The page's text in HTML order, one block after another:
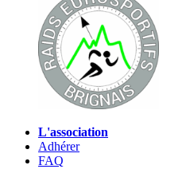
L'association
Adhérer
FAQ